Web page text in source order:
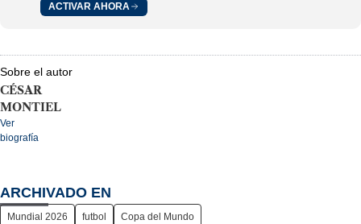
ACTIVAR AHORA
Sobre el autor
CÉSAR
MONTIEL
Ver
biografía
ARCHIVADO EN
Mundial 2026 futbol Copa del Mundo